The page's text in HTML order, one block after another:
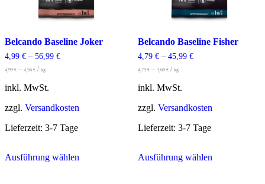
Belcando Baseline Joker
4,99 € – 56,99 €
4,99 € – 4,56 € / kg
inkl. MwSt.
zzgl. Versandkosten
Lieferzeit: 3-7 Tage
Ausführung wählenProdukt
Belcando Baseline Fisher
4,79 €– 45,99 €
4,79 €– 3,68 €/ kg
inkl. MwSt.
zzgl. Versandkosten
Lieferzeit: 3-7 Tage
Ausführung wählenProdukt